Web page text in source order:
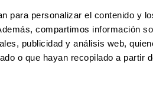
para personalizar el contenido y
compartimos información
publicidad y análisis web,
o que hayan recopilado a partir